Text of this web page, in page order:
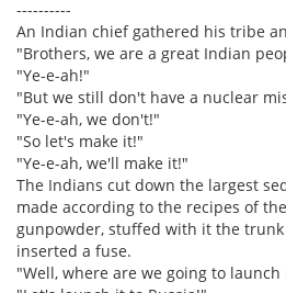
----------
An Indian chief gathered his tribe
"Brothers, we are a great Indian
"Ye-e-ah!"
"But we still don't have a nuclear
"Ye-e-ah, we don't!"
"So let's make it!"
"Ye-e-ah, we'll make it!"
The Indians cut down the largest
made according to the recipes of
gunpowder, stuffed with it the
inserted a fuse.
"Well, where are we going to launch